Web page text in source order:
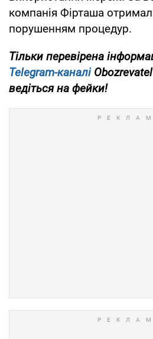
компанія Фірташа
порушенням процедур.
Тільки перевірена
Telegram-каналі
ведіться на фейки!